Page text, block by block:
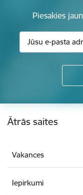
Piesakies
Kājene
Ātrās saites
Vakances
Iepirkumi